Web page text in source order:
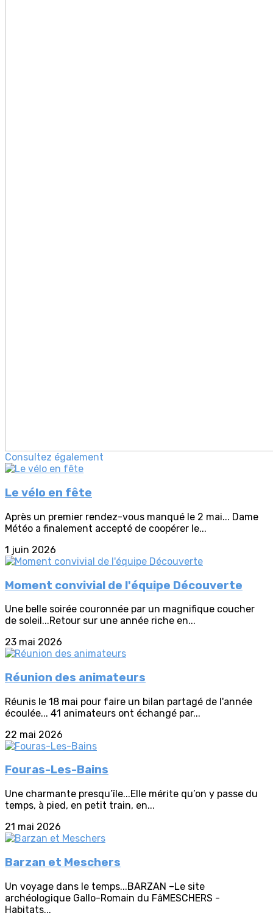
Consultez également
Le vélo en fête
Après un premier rendez-vous manqué le 2 mai... Dame
Météo a finalement accepté de coopérer le...
1 juin 2026
Moment convivial de l'équipe Découverte
Une belle soirée couronnée par un magnifique coucher
de soleil...Retour sur une année riche en...
23 mai 2026
Réunion des animateurs
Réunis le 18 mai pour faire un bilan partagé de l'année
écoulée... 41 animateurs ont échangé par...
22 mai 2026
Fouras-Les-Bains
Une charmante presqu’île...Elle mérite qu’on y passe du
temps, à pied, en petit train, en...
21 mai 2026
Barzan et Meschers
Un voyage dans le temps...BARZAN –Le site
archéologique Gallo-Romain du FâMESCHERS -
Habitats...